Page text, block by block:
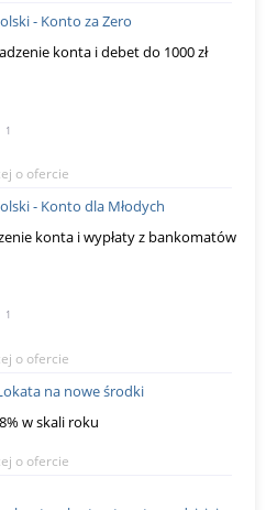
- Konto za Zero
konta i debet do 1000 zł
1
o ofercie
- Konto dla Młodych
konta i wypłaty z bankomatów
1
o ofercie
na nowe środki
w skali roku
o ofercie